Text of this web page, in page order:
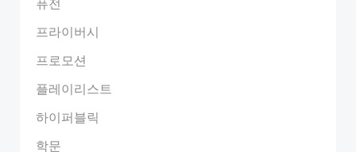
프라이버시
프로모션
플레이리스트
하이퍼블릭
학문